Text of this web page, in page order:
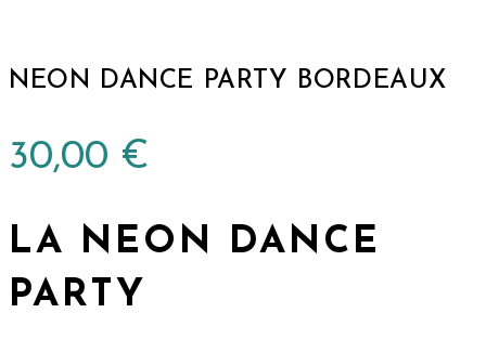
NEON DANCE PARTY BORDEAUX
30,00 €
LA NEON DANCE
PARTY